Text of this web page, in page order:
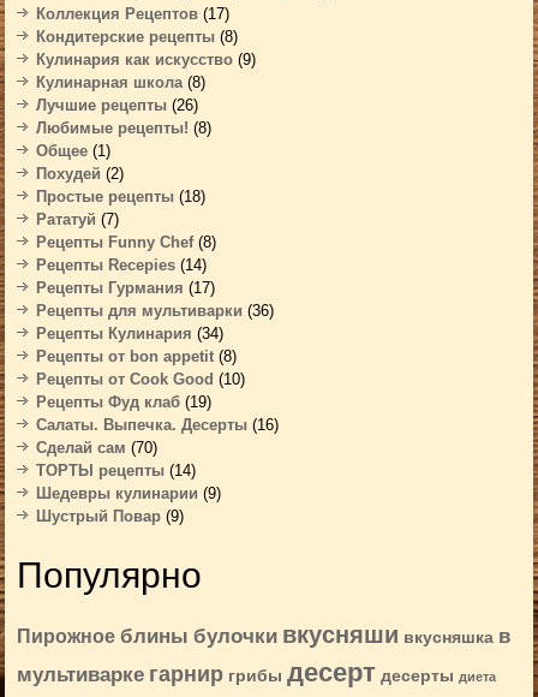
Коллекция Рецептов (17)
Кондитерские рецепты (8)
Кулинария как искусство (9)
Кулинарная школа(8)
Лучшие рецепты (26)
Любимые рецепты! (8)
Общее (1)
Похудей (2)
Простые рецепты (18)
Рататуй (7)
Рецепты Funny Chef(8)
Рецепты Recepies (14)
Рецепты Гурмания (17)
Рецепты для мультиварки (36)
Рецепты Кулинария (34)
Рецепты от bon appetit (8)
Рецепты от Cook Good (10)
Рецепты Фуд клаб (19)
Салаты. Выпечка. Десерты (16)
Сделай сам (70)
ТОРТЫ рецепты (14)
Шедевры кулинарии (9)
Шустрый Повар (9)
Популярно
Пирожное блины булочки вкусняши вкусняшка в
мультиварке гарнир грибы десерт десерты диета